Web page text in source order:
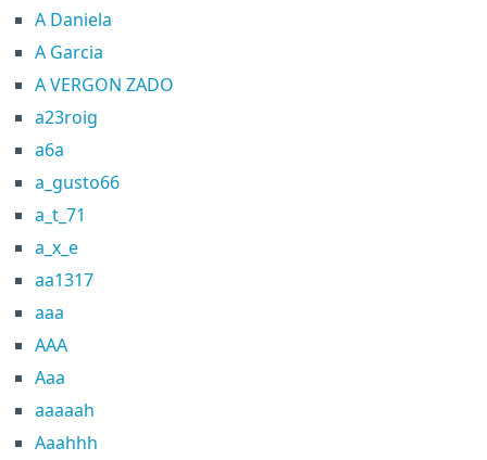
A Daniela
A Garcia
A VERGON ZADO
a23roig
a6a
a_gusto66
a_t_71
a_x_e
aa1317
aaa
AAA
Aaa
aaaaah
Aaahhh